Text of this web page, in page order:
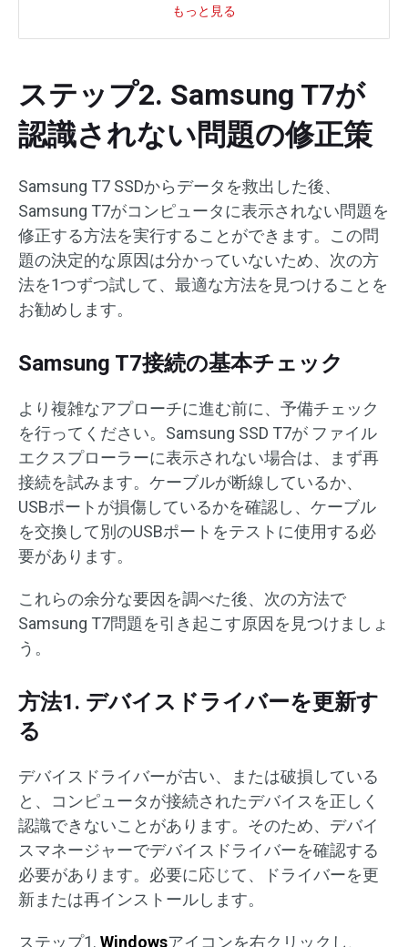
もっと見る
ステップ2. Samsung T7が
認識されない問題の修正策
Samsung T7 SSDからデータを救出した後、
Samsung T7がコンピュータに表示されない問題を
修正する方法を実行することができます。この問
題の決定的な原因は分かっていないため、次の方
法を1つずつ試して、最適な方法を見つけることを
お勧めします。
Samsung T7接続の基本チェック
より複雑なアプローチに進む前に、予備チェック
を行ってください。Samsung SSD T7が ファイル
エクスプローラーに表示されない場合は、まず再
接続を試みます。ケーブルが断線しているか、
USBポートが損傷しているかを確認し、ケーブル
を交換して別のUSBポートをテストに使用する必
要があります。
これらの余分な要因を調べた後、次の方法で
Samsung T7問題を引き起こす原因を見つけましょ
う。
方法1. デバイスドライバーを更新す
る
デバイスドライバーが古い、または破損している
と、コンピュータが接続されたデバイスを正しく
認識できないことがあります。そのため、デバイ
スマネージャーでデバイスドライバーを確認する
必要があります。必要に応じて、ドライバーを更
新または再インストールします。
ステップ1. Windowsアイコンを右クリックし、